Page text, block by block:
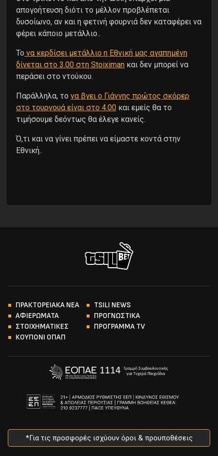
απογοήτευση διότι το μέλλον προβλέπεται
δυσοίωνο, αν και η φετινή φουρνιά δεν καταφέρει να
φέρει κάποιο μετάλλιο..
Το να κερδίσει μετάλλιο η Εθνική μας αγαπημένη
δίνεται στο 3.00 στη Stoiximan και δεν μπορεί να
περάσει στο ντούκου.
Παράλληλα, το να βγει ο Γιάννης πρώτος σκόρερ
στο τουρνουά είναι στο 4.00 και εμείς θα το
τιμήσουμε δεόντως θα έλεγε κανείς.
Ό,τι και να γίνει πρέπει να είμαστε κοντά στην
Εθνική..
ΠΡΑΚΤΟΡΕΙΑΚΑ ΝΕΑ
TSILI NEWS
ΑΦΙΕΡΩΜΑΤΑ
ΠΡΟΓΝΩΣΤΙΚΑ
ΣΤΟΙΧΗΜΑΤΙΚΕΣ
ΠΡΟΓΡΑΜΜΑ TV
ΚΟΥΠΟΝΙ ΟΠΑΠ
*Για τις προσφορές ισχύουν όροι & προυποθέσεις